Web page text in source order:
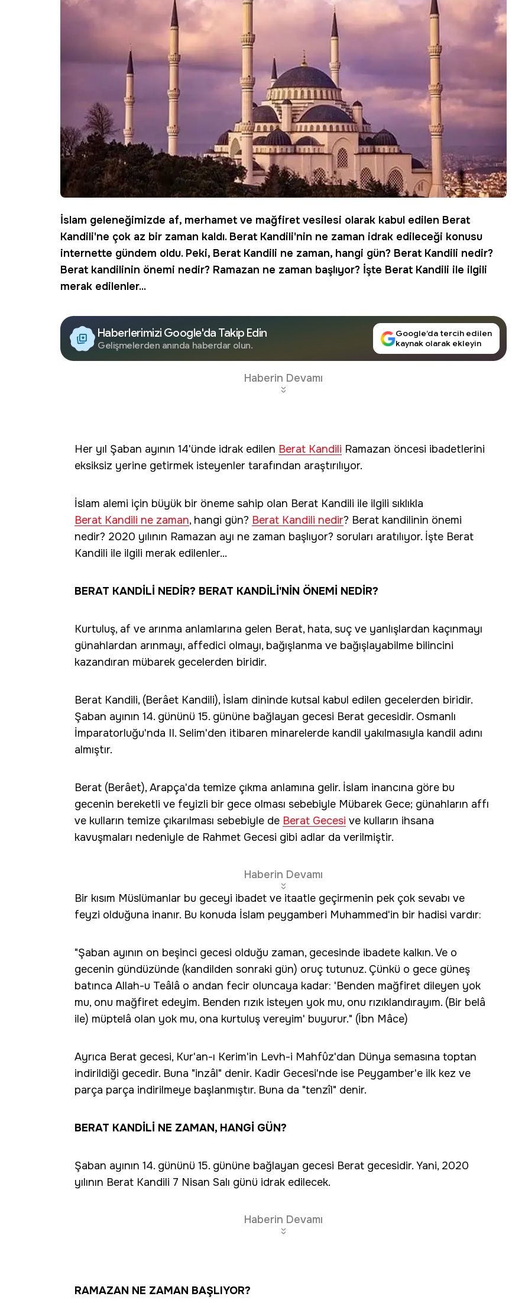
İslam geleneğimizde af, merhamet ve mağfiret vesilesi olarak kabul edilen Berat
Kandili'ne çok az bir zaman kaldı. Berat Kandili'nin ne zaman idrak edileceği konusu
internette gündem oldu. Peki, Berat Kandili ne zaman, hangi gün? Berat Kandili nedir?
Berat kandilinin önemi nedir? Ramazan ne zaman başlıyor? İşte Berat Kandili ile ilgili
merak edilenler...
Haberlerimizi Google'da Takip Edin
Gelişmelerden anında haberdar olun.
Google’da tercih edilen
kaynak olarak ekleyin
Haberin Devamı
Her yıl Şaban ayının 14'ünde idrak edilen Berat Kandili Ramazan öncesi ibadetlerini
eksiksiz yerine getirmek isteyenler tarafından araştırılıyor.
İslam alemi için büyük bir öneme sahip olan Berat Kandili ile ilgili sıklıkla
Berat Kandili ne zaman, hangi gün? Berat Kandili nedir? Berat kandilinin önemi
nedir? 2020 yılının Ramazan ayı ne zaman başlıyor? soruları aratılıyor. İşte Berat
Kandili ile ilgili merak edilenler...
BERAT KANDİLİ NEDİR? BERAT KANDİLİ'NİN ÖNEMİ NEDİR?
Kurtuluş, af ve arınma anlamlarına gelen Berat, hata, suç ve yanlışlardan kaçınmayı
günahlardan arınmayı, affedici olmayı, bağışlanma ve bağışlayabilme bilincini
kazandıran mübarek gecelerden biridir.
Berat Kandili, (Berâet Kandili), İslam dininde kutsal kabul edilen gecelerden biridir.
Şaban ayının 14. gününü 15. gününe bağlayan gecesi Berat gecesidir. Osmanlı
İmparatorluğu'nda II. Selim'den itibaren minarelerde kandil yakılmasıyla kandil adını
almıştır.
Berat (Berâet), Arapça'da temize çıkma anlamına gelir. İslam inancına göre bu
gecenin bereketli ve feyizli bir gece olması sebebiyle Mübarek Gece; günahların affı
ve kulların temize çıkarılması sebebiyle de Berat Gecesi ve kulların ihsana
kavuşmaları nedeniyle de Rahmet Gecesi gibi adlar da verilmiştir.
Haberin Devamı
Bir kısım Müslümanlar bu geceyi ibadet ve itaatle geçirmenin pek çok sevabı ve
feyzi olduğuna inanır. Bu konuda İslam peygamberi Muhammed'in bir hadisi vardır:
"Şaban ayının on beşinci gecesi olduğu zaman, gecesinde ibadete kalkın. Ve o
gecenin gündüzünde (kandilden sonraki gün) oruç tutunuz. Çünkü o gece güneş
batınca Allah-u Teâlâ o andan fecir oluncaya kadar: 'Benden mağfiret dileyen yok
mu, onu mağfiret edeyim. Benden rızık isteyen yok mu, onu rızıklandırayım. (Bir belâ
ile) müptelâ olan yok mu, ona kurtuluş vereyim' buyurur." (İbn Mâce)
Ayrıca Berat gecesi, Kur'an-ı Kerim'in Levh-i Mahfûz'dan Dünya semasına toptan
indirildiği gecedir. Buna "inzâl" denir. Kadir Gecesi'nde ise Peygamber'e ilk kez ve
parça parça indirilmeye başlanmıştır. Buna da "tenzîl" denir.
BERAT KANDİLİ NE ZAMAN, HANGİ GÜN?
Şaban ayının 14. gününü 15. gününe bağlayan gecesi Berat gecesidir. Yani, 2020
yılının Berat Kandili 7 Nisan Salı günü idrak edilecek.
Haberin Devamı
RAMAZAN NE ZAMAN BAŞLIYOR?